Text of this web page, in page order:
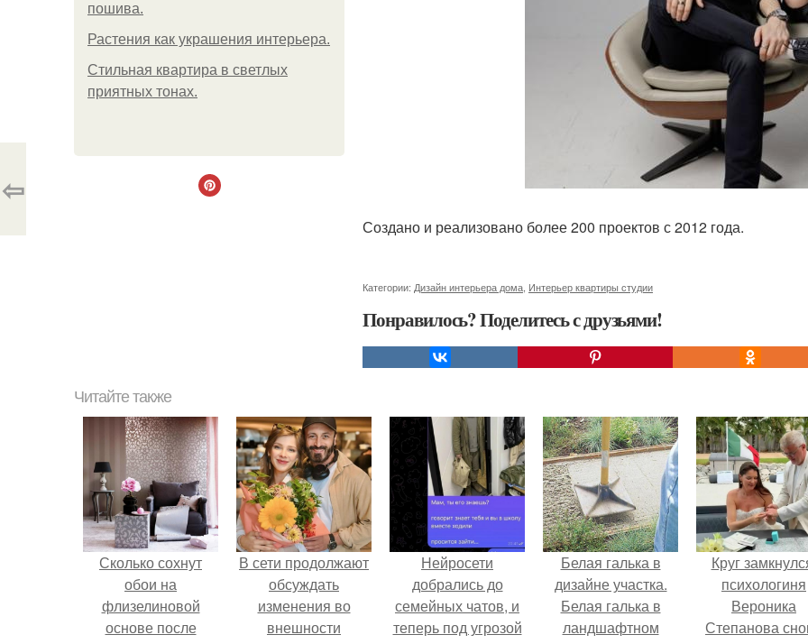
пошива.
Растения как украшения интерьера.
Стильная квартира в светлых
приятных тонах.
Создано и реализовано более 200 проектов с 2012 года.
Категории: Дизайн интерьера дома Интерьер квартиры студии
Понравилось? Поделитесь с друзьями!
⇦
Читайте также
Сколько сохнут
обои на
флизелиновой
основе после
В сети продолжают
обсуждать
изменения во
внешности
Нейросети
добрались до
семейных чатов, и
теперь под угрозой
Белая галька в
дизайне участка.
Белая галька в
ландшафтном
Круг
психологиня
Вероника
Степанова